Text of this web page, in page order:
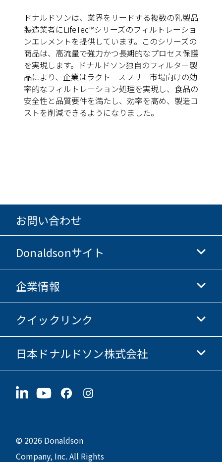
ドナルドソンは、業界をリードする複数の乳製品
製造業者にLifeTec™シリーズのフィルトレーショ
ンエレメントを提供しています。このシリーズの
商品は、高流量で強力かつ長期的なプロセス保護
を実現します。ドナルドソン独自のフィルター製
品により、企業はラクトースフリー市場向けの効
率的なフィルトレーション処理を実現し、食品の
安全性と品質要件を満たし、効率を高め、製造コ
ストを削減できるようになりました。
お問い合わせ
Donaldsonサイト
Donaldsonライフサイエンス
Donaldsonオンラインストア
企業情報
企業情報
倫理・コンプライアンス
採用情報
クイックリンク
投資家情報
サプライヤー情報
サステナビリティ
日本ドナルドソン株式会社
〒190-0022
© 2026 Donaldson
Company, Inc. All Rights